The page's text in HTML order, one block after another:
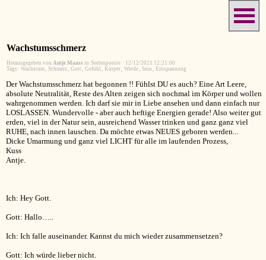
Wachstumsschmerz
Herausgegeben von Antje Maass in Seelenpoesie · 12/12/2021 12:21:00
Tags: Wachstum, Schmerz, Gott , Gefühl , Körper, Werde, Sein , Entspannung
Der Wachstumsschmerz hat begonnen !! Fühlst DU es auch? Eine Art Leere,
absolute Neutralität, Reste des Alten zeigen sich nochmal im Körper und wollen
wahrgenommen werden. Ich darf sie mir in Liebe ansehen und dann einfach nur
LOSLASSEN. Wundervolle - aber auch heftige Energien gerade! Also weiter gut
erden, viel in der Natur sein, ausreichend Wasser trinken und ganz ganz viel
RUHE, nach innen lauschen. Da möchte etwas NEUES geboren werden...
Dicke Umarmung und ganz viel LICHT für alle im laufenden Prozess,
Kuss
Antje.
Ich: Hey Gott.
Gott: Hallo…..
Ich: Ich falle auseinander. Kannst du mich wieder zusammensetzen?
Gott: Ich würde lieber nicht.